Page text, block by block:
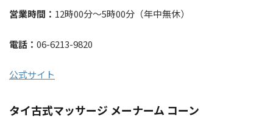
営業時間： 12時00分～5時00分（年中無休）
電話： 06-6213-9820
公式サイト
タイ古式マッサージ メーナーム コーン